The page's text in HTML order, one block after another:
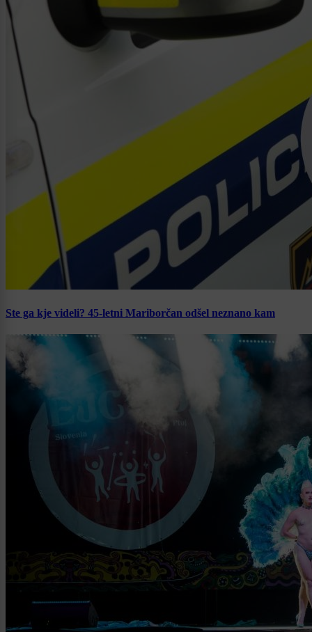
Ste ga kje videli? 45-letni Mariborčan odšel neznano kam